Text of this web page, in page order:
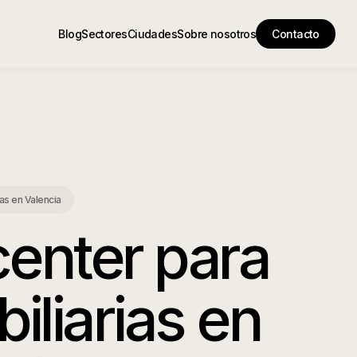
BlogSectoresCiudadesSobre nosotros Contacto
en Valencia
para
en